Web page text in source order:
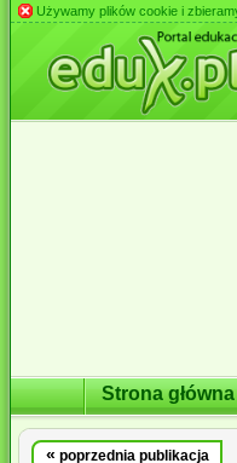
Używamy plików cookie i
Strona główna
« poprzednia publikacja